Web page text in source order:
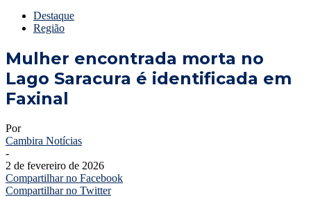
Destaque
Região
Mulher encontrada morta no
Lago Saracura é identificada em
Faxinal
Por
Cambira Notícias
-
2 de fevereiro de 2026
Compartilhar no Facebook
Compartilhar no Twitter